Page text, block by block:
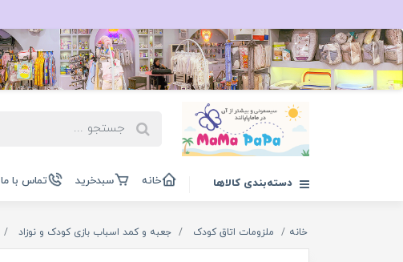
دسته‌بندی کالاها خانه سبدخرید تماس با ما
خانه ملزومات اتاق کودک جعبه و کمد اسباب بازی کودک و نوزاد